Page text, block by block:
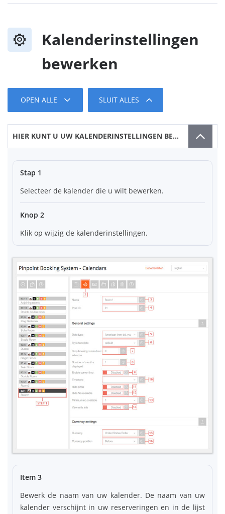
Kalenderinstellingen
bewerken
OPEN ALLE SLUIT ALLES
HIER KUNT U UW KALENDERINSTELLINGEN BEWERKEN
Stap 1
Selecteer de kalender die u wilt bewerken.
Knop 2
Klik op wijzig de kalenderinstellingen.
Item 3
Bewerk de naam van uw kalender. De naam van uw
kalender verschijnt in uw reserveringen en in de lijst